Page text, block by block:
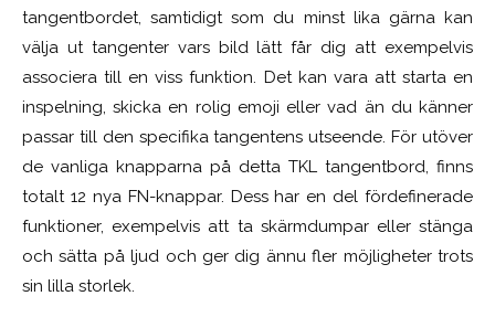
tangentbordet, samtidigt som du minst lika gärna kan
välja ut tangenter vars bild lätt får dig att exempelvis
associera till en viss funktion. Det kan vara att starta en
inspelning, skicka en rolig emoji eller vad än du känner
passar till den specifika tangentens utseende. För utöver
de vanliga knapparna på detta TKL tangentbord, finns
totalt 12 nya FN-knappar. Dess har en del fördefinerade
funktioner, exempelvis att ta skärmdumpar eller stänga
och sätta på ljud och ger dig ännu fler möjligheter trots
sin lilla storlek.